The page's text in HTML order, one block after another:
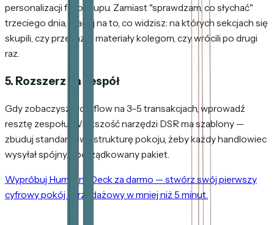
personalizacji follow-upu. Zamiast "sprawdzam, co słychać"
trzeciego dnia, reaguj na to, co widzisz: na których sekcjach się
skupili, czy przekazali materiały kolegom, czy wrócili po drugi
raz.
5. Rozszerz na zespół
Gdy zobaczysz workflow na 3–5 transakcjach, wprowadź
resztę zespołu. Większość narzędzi DSR ma szablony —
zbuduj standardową strukturę pokoju, żeby każdy handlowiec
wysyłał spójny, uporządkowany pakiet.
Wypróbuj HummingDeck za darmo — stwórz swój pierwszy
cyfrowy pokój sprzedażowy w mniej niż 5 minut.